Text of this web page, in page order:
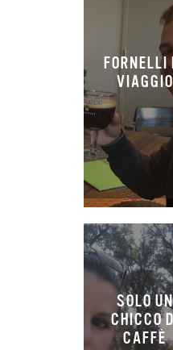
FORNELLI
VIAGGIO
SOLO UN
CHICCO
CAFFÈ